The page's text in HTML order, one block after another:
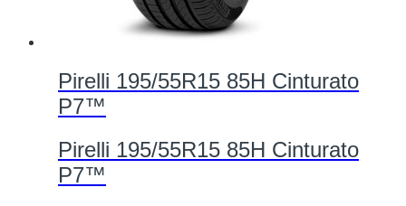
Pirelli 195/55R15 85H Cinturato
P7™
Pirelli 195/55R15 85H Cinturato
P7™